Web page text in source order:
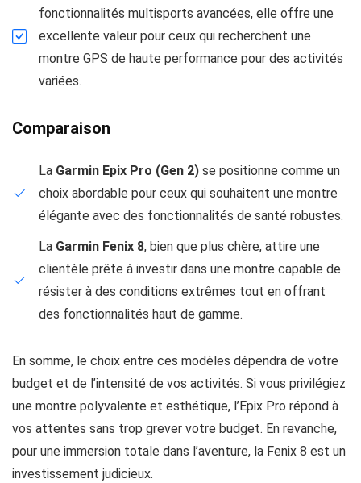
fonctionnalités multisports avancées, elle offre une
excellente valeur pour ceux qui recherchent une
montre GPS de haute performance pour des activités
variées.
Comparaison
La Garmin Epix Pro (Gen 2) se positionne comme un
choix abordable pour ceux qui souhaitent une montre
élégante avec des fonctionnalités de santé robustes.
La Garmin Fenix 8, bien que plus chère, attire une
clientèle prête à investir dans une montre capable de
résister à des conditions extrêmes tout en offrant
des fonctionnalités haut de gamme.
En somme, le choix entre ces modèles dépendra de votre
budget et de l’intensité de vos activités. Si vous privilégiez
une montre polyvalente et esthétique, l’Epix Pro répond à
vos attentes sans trop grever votre budget. En revanche,
pour une immersion totale dans l’aventure, la Fenix 8 est un
investissement judicieux.